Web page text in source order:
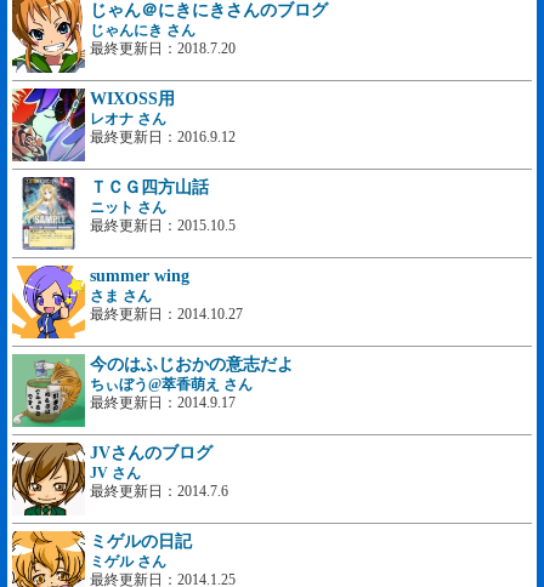
じゃん＠にきにきさんのブログ
じゃんにき さん
最終更新日：2018.7.20
WIXOSS用
レオナ さん
最終更新日：2016.9.12
ＴＣＧ四方山話
ニット さん
最終更新日：2015.10.5
summer wing
さま さん
最終更新日：2014.10.27
今のはふじおかの意志だよ
ちぃぼう@萃香萌え さん
最終更新日：2014.9.17
JVさんのブログ
JV さん
最終更新日：2014.7.6
ミゲルの日記
ミゲル さん
最終更新日：2014.1.25